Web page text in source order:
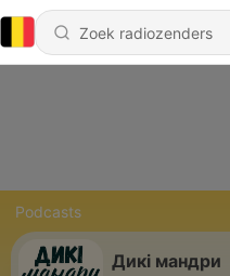
Podcasts
Дикі мандри